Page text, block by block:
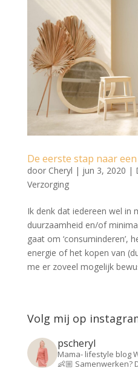
De eerste stap naar
door Cheryl | jun 3, 2020 |
Verzorging
Ik denk dat iedereen wel
duurzaamheid en/of
gaat om ‘consuminderen’,
energie of het kopen van
me er zoveel mogelijk
Volg mij op
pscheryl
Mama- lifestyle blog
👶🏼 Samenwerken?